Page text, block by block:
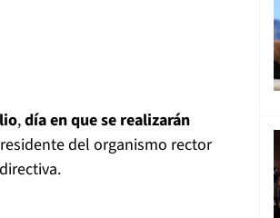
,día en que se realizarán
del organismo rector